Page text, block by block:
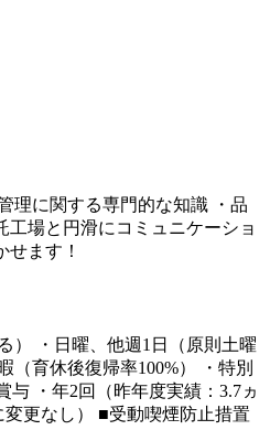
理に関する専門的な知識 ・品
場と円滑にコミュニケーショ
ます！
） ・日曜、他週1日（原則土曜
育休後復帰率100%） ・特別
・年2回（昨年度実績：3.7ヵ
更なし） ■受動喫煙防止措置